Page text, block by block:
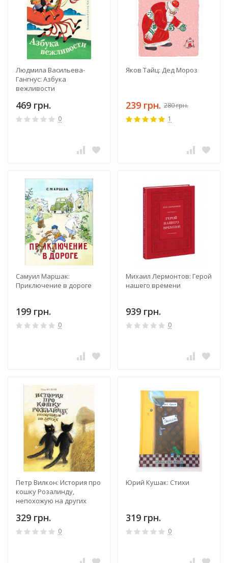
Людмила Васильева-
Гангнус: Азбука
вежливости
469 грн.
0
Яков Тайц: Дед Мороз
239 грн. 280 грн.
1
Самуил Маршак:
Приключение в дороге
199 грн.
0
Михаил Лермонтов: Герой
нашего времени
939 грн.
0
Петр Вилкон: История про
кошку Розалинду,
непохожую на других
329 грн.
0
Юрий Кушак: Стихи
319 грн.
0